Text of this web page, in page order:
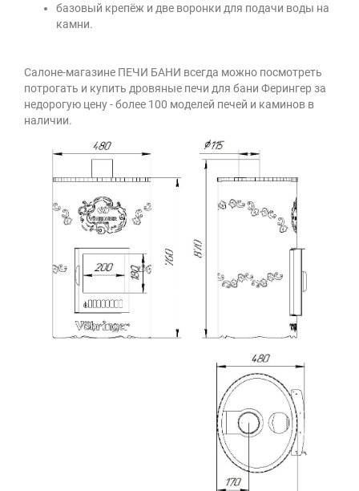
базовый крепёж и две воронки для подачи воды на
камни.
Салоне-магазине ПЕЧИ БАНИ всегда можно посмотреть
потрогать и купить дровяные печи для бани Ферингер за
недорогую цену - более 100 моделей печей и каминов в
наличии.